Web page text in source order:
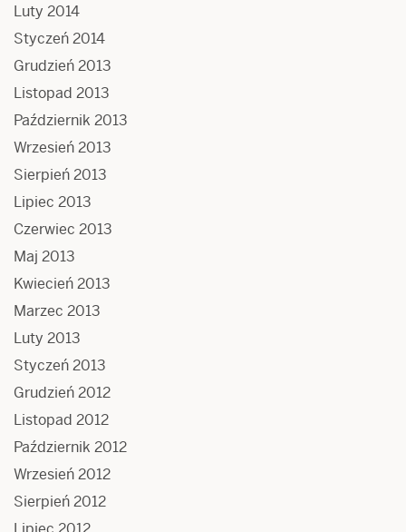
Luty 2014
Styczeń 2014
Grudzień 2013
Listopad 2013
Październik 2013
Wrzesień 2013
Sierpień 2013
Lipiec 2013
Czerwiec 2013
Maj 2013
Kwiecień 2013
Marzec 2013
Luty 2013
Styczeń 2013
Grudzień 2012
Listopad 2012
Październik 2012
Wrzesień 2012
Sierpień 2012